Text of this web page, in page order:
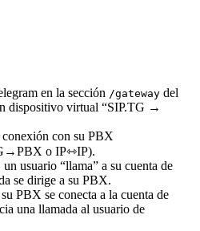
en la sección /gateway del
dispositivo virtual “SIP.TG →
con su PBX
o IP⇿IP).
usuario “llama” a su cuenta de
se dirige a su PBX.
PBX se conecta a la cuenta de
una llamada al usuario de